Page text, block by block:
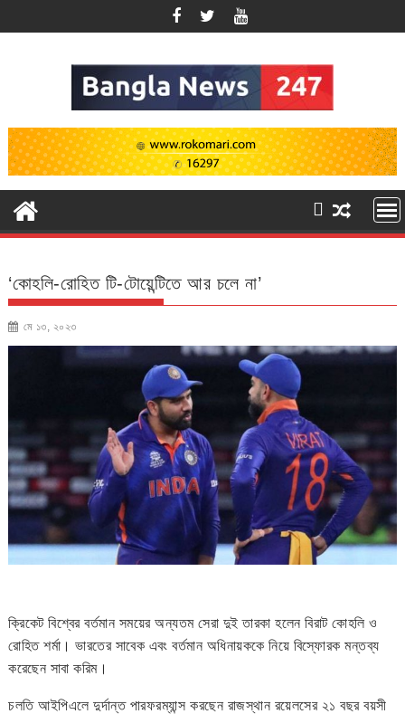
to
‘কোহলি-রোহিত টি-টোয়েন্টিতে আর চলে না’
মে ১৩, ২০২৩
ক্রিকেট বিশ্বের বর্তমান সময়ের অন্যতম সেরা দুই তারকা হলেন বিরাট কোহলি ও
রোহিত শর্মা। ভারতের সাবেক এবং বর্তমান অধিনায়ককে নিয়ে বিস্ফোরক মন্তব্য
করেছেন সাবা করিম।
চলতি আইপিএলে দুর্দান্ত পারফরম্যান্স করছেন রাজস্থান রয়েলসের ২১ বছর বয়সী